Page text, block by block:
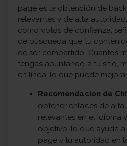
page es la obtención de
relevantes y de alta
como votos de confianza,
de búsqueda que tu
de ser compartido. Cuantos
tengas apuntando a tu sitio,
en línea, lo que puede
Recomendación de
obtener enlaces de
relevantes en el idioma
objetivo, lo que ayuda
page y tu autoridad en